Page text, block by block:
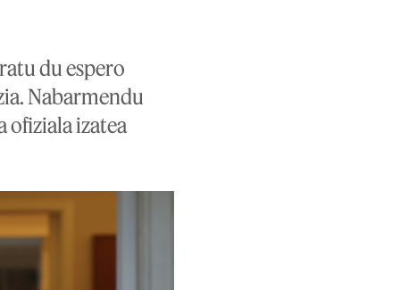
du espero
Nabarmendu
ofiziala izatea